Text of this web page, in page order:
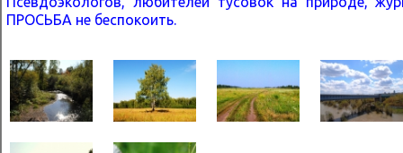
ПРОСЬБА не беспокоить.